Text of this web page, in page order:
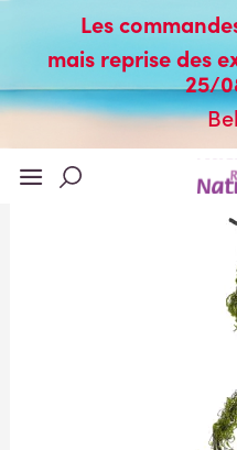
Les
mais reprise des
25/